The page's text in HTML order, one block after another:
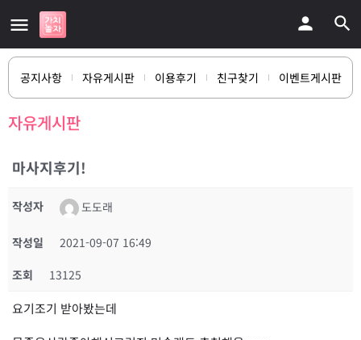
공지사항 자유게시판 이용후기 친구찾기 이벤트게시판
자유게시판
마사지후기!
작성자 도도래
작성일
2021-09-07 16:49
조회
13125
요기조기 받아봤는데